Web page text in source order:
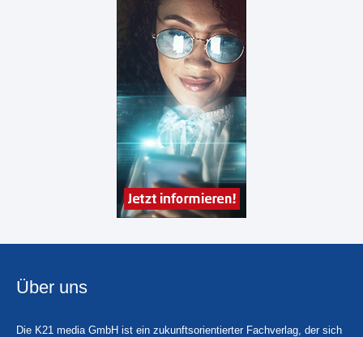
Über uns
Die K21 media GmbH ist ein zukunftsorientierter Fachverlag, der sich